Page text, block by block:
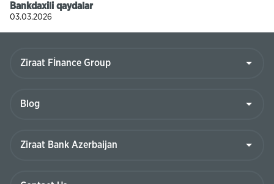
Bankdaxili qaydalar
03.03.2026